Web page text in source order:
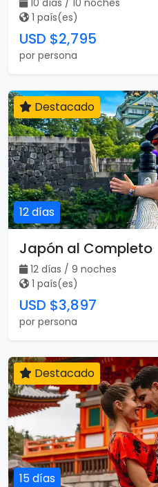
10 días / 10 noches
1 país(es)
USD $2,795
por persona
12 días
Destacado
Japón al Completo
12 días / 9 noches
1 país(es)
USD $3,897
por persona
15 días
Destacado